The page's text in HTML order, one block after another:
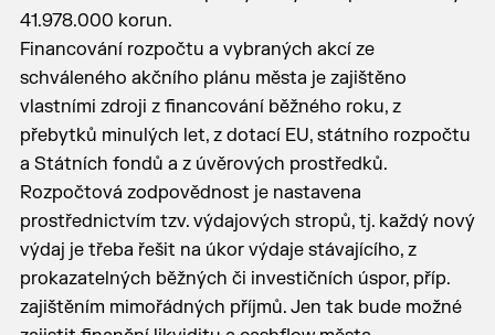
41.978.000 korun.
Financování rozpočtu a vybraných akcí ze
schváleného akčního plánu města je zajištěno
vlastními zdroji z financování běžného roku, z
přebytků minulých let, z dotací EU, státního rozpočtu
a Státních fondů a z úvěrových prostředků.
Rozpočtová zodpovědnost je nastavena
prostřednictvím tzv. výdajových stropů, tj. každý nový
výdaj je třeba řešit na úkor výdaje stávajícího, z
prokazatelných běžných či investičních úspor, příp.
zajištěním mimořádných příjmů. Jen tak bude možné